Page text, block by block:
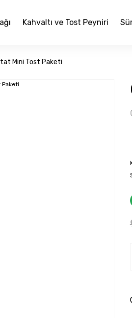
Kahvaltı ve Tost Peyniri
Mini Tost Paketi